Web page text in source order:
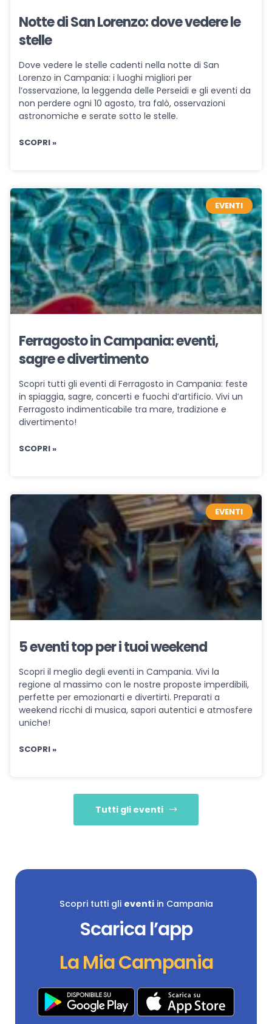
Notte di San Lorenzo: dove vedere le
stelle
Dove vedere le stelle cadenti nella notte di San
Lorenzo in Campania: i luoghi migliori per
l’osservazione, la leggenda delle Perseidi e gli eventi da
non perdere ogni 10 agosto, tra falò, osservazioni
astronomiche e serate sotto le stelle.
SCOPRI »
EVENTI
Ferragosto in Campania: eventi,
sagre e divertimento
Scopri tutti gli eventi di Ferragosto in Campania: feste
in spiaggia, sagre, concerti e fuochi d’artificio. Vivi un
Ferragosto indimenticabile tra mare, tradizione e
divertimento!
SCOPRI »
EVENTI
5 eventi top per i tuoi weekend
Scopri il meglio degli eventi in Campania. Vivi la
regione al massimo con le nostre proposte imperdibili,
perfette per emozionarti e divertirti. Preparati a
weekend ricchi di musica, sapori autentici e atmosfere
uniche!
SCOPRI »
Tutti gli eventi
Scopri tutti gli eventiin Campania
Scarica l’app
La Mia Campania